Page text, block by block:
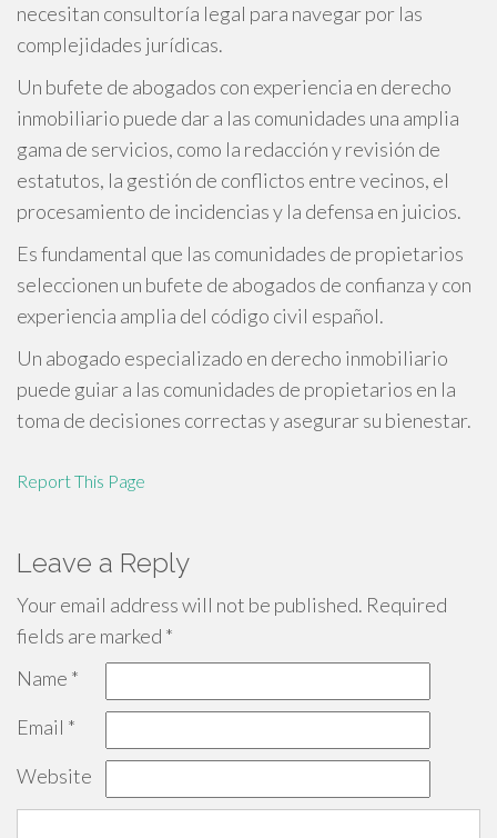
necesitan consultoría legal para navegar por las
complejidades jurídicas.
Un bufete de abogados con experiencia en derecho
inmobiliario puede dar a las comunidades una amplia
gama de servicios, como la redacción y revisión de
estatutos, la gestión de conflictos entre vecinos, el
procesamiento de incidencias y la defensa en juicios.
Es fundamental que las comunidades de propietarios
seleccionen un bufete de abogados de confianza y con
experiencia amplia del código civil español.
Un abogado especializado en derecho inmobiliario
puede guiar a las comunidades de propietarios en la
toma de decisiones correctas y asegurar su bienestar.
Report This Page
Leave a Reply
Your email address will not be published. Required
fields are marked *
Name *
Email *
Website